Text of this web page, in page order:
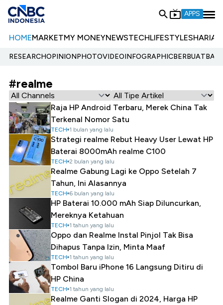
APPS
HOMEMARKETMY MONEYNEWSTECHLIFESTYLESHARIA
RESEARCHOPINIONPHOTOVIDEOINFOGRAPHIC
#realme
Raja HP Android Terbaru, Merek China Tak
Terkenal Nomor Satu
TECH 1 bulan yang lalu
Strategi realme Rebut Heavy User Lewat HP
Baterai 8000mAh realme C100
TECH 2 bulan yang lalu
Realme Gabung Lagi ke Oppo Setelah 7
Tahun, Ini Alasannya
TECH 6 bulan yang lalu
HP Baterai 10.000 mAh Siap Diluncurkan,
Mereknya Ketahuan
TECH 1 tahun yang lalu
Oppo dan Realme Instal Pinjol Tak Bisa
Dihapus Tanpa Izin, Minta Maaf
TECH 1 tahun yang lalu
Tombol Baru iPhone 16 Langsung Ditiru di
HP China
TECH 1 tahun yang lalu
Realme Ganti Slogan di 2024, Harga HP